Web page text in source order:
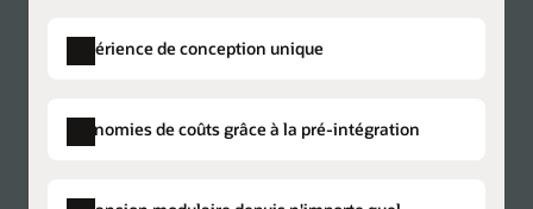
Expérience de conception unique
Créez des plans de tarification centralisés
pour les composants de tarification et de
marché et réduisez les coûts.
Économies de coûts grâce à la pré-intégration
Eliminez les données en double, la complexité